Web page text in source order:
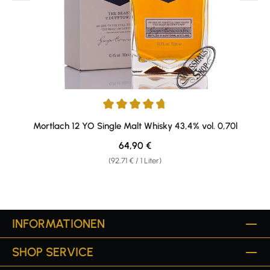
Durchschnittliche Bewertung von 4.8 von 5 Sternen
Mortlach 12 YO Single Malt Whisky 43,4% vol. 0,70l
(92,71 € / 1 Liter)
Regulärer Preis:
64,90 €
INFORMATIONEN
SHOP SERVICE